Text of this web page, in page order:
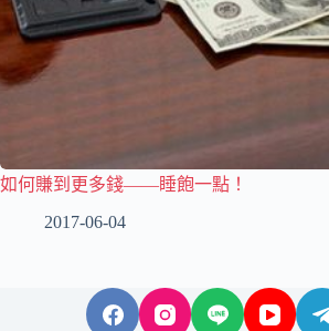
如何賺到更多錢——睡飽一點！
2017-06-04